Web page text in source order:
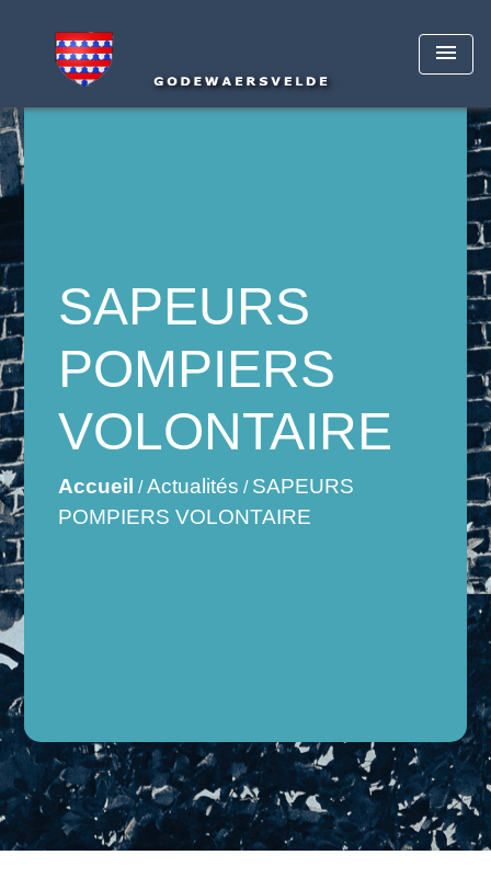
menu
SAPEURS
POMPIERS
VOLONTAIRE
Accueil /Actualités / SAPEURS
POMPIERS VOLONTAIRE